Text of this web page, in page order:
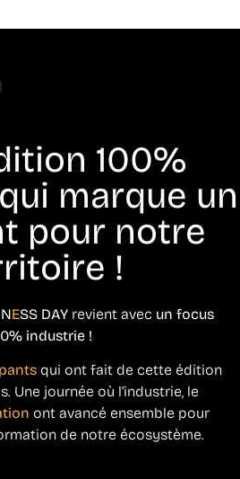
100%
marque un
pour notre
!
ESS DAY revient avec un focus
industrie !
qui ont fait de cette édition
Une journée où l’industrie, le
ont avancé ensemble pour
de notre écosystème.